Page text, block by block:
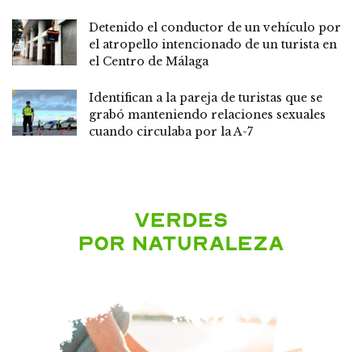
Detenido el conductor de un vehículo por
el atropello intencionado de un turista en
el Centro de Málaga
Identifican a la pareja de turistas que se
grabó manteniendo relaciones sexuales
cuando circulaba por la A-7